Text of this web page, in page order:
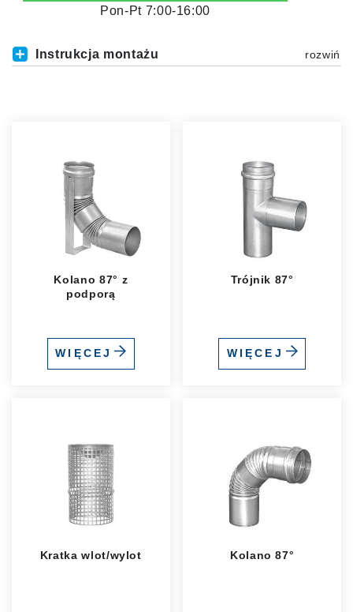
Pon-Pt 7:00-16:00
Instrukcja montażu
Kolano 87° z
podporą
WIĘCEJ
Trójnik 87°
WIĘCEJ
Kratka wlot/wylot Kolano 87°